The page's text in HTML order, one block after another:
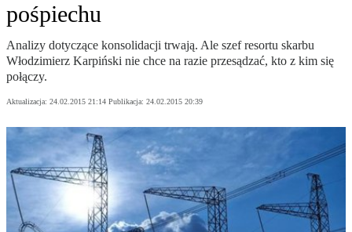
pośpiechu
Analizy dotyczące konsolidacji trwają. Ale szef resortu skarbu
Włodzimierz Karpiński nie chce na razie przesądzać, kto z kim się
połączy.
Aktualizacja: 24.02.2015 21:14 Publikacja: 24.02.2015 20:39